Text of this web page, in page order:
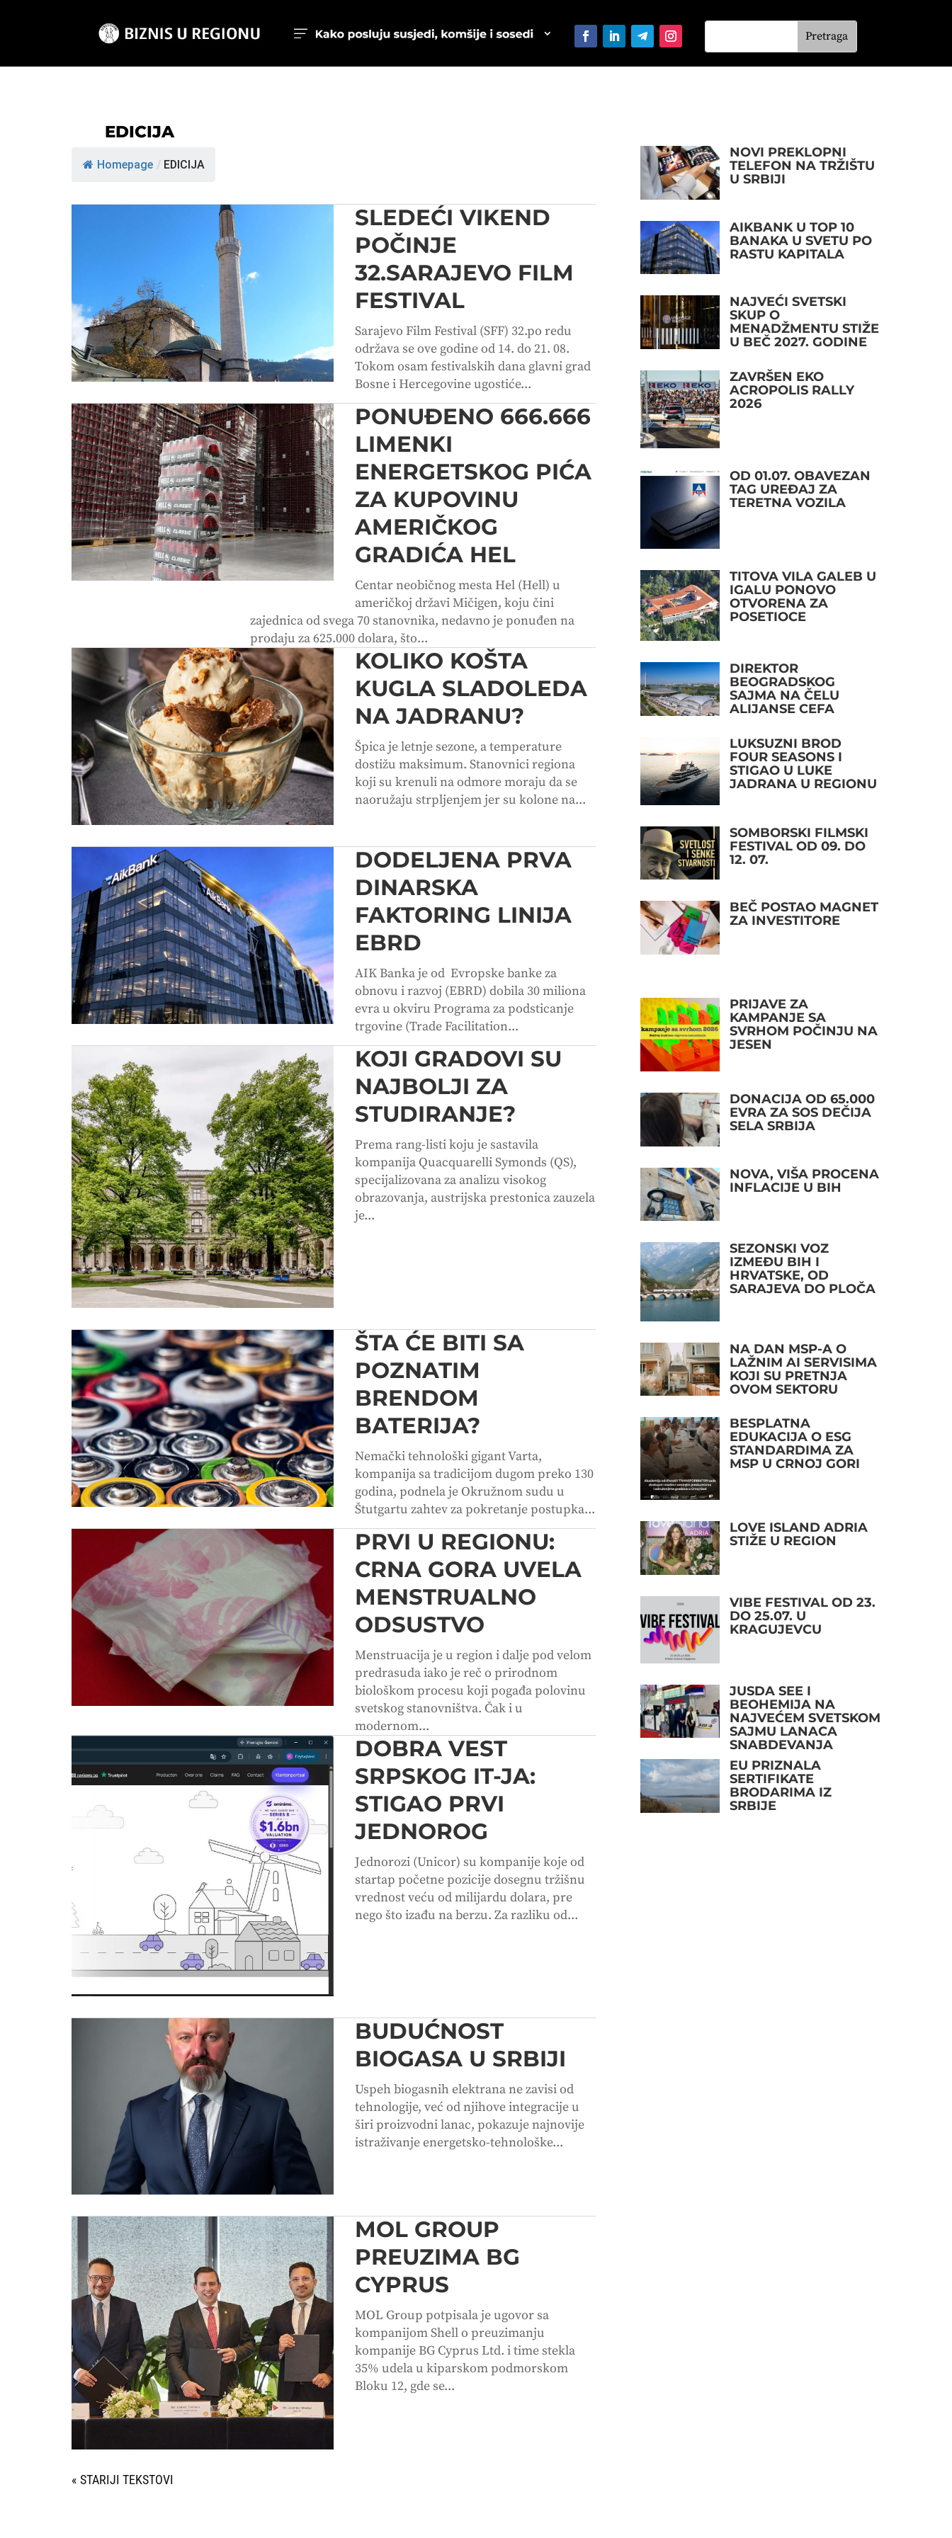
EDICIJA
Homepage / EDICIJA
SLEDEĆI VIKEND
POČINJE
32.SARAJEVO FILM
FESTIVAL
Sarajevo Film Festival (SFF) 32.po redu
održava se ove godine od 14. do 21. 08.
Tokom osam festivalskih dana glavni grad
Bosne i Hercegovine ugostiće...
PONUĐENO 666.666
LIMENKI
ENERGETSKOG PIĆA
ZA KUPOVINU
AMERIČKOG
GRADIĆA HEL
Centar neobičnog mesta Hel (Hell) u
američkoj državi Mičigen, koju čini
zajednica od svega 70 stanovnika, nedavno je ponuđen na
prodaju za 625.000 dolara, što...
KOLIKO KOŠTA
KUGLA SLADOLEDA
NA JADRANU?
Špica je letnje sezone, a temperature
dostižu maksimum. Stanovnici regiona
koji su krenuli na odmore moraju da se
naoružaju strpljenjem jer su kolone na...
DODELJENA PRVA
DINARSKA
FAKTORING LINIJA
EBRD
AIK Banka je od Evropske banke za
obnovu i razvoj (EBRD) dobila 30 miliona
evra u okviru Programa za podsticanje
trgovine (Trade Facilitation...
KOJI GRADOVI SU
NAJBOLJI ZA
STUDIRANJE?
Prema rang-listi koju je sastavila
kompanija Quacquarelli Symonds (QS),
specijalizovana za analizu visokog
obrazovanja, austrijska prestonica zauzela
je...
ŠTA ĆE BITI SA
POZNATIM
BRENDOM
BATERIJA?
Nemački tehnološki gigant Varta,
kompanija sa tradicijom dugom preko 130
godina, podnela je Okružnom sudu u
Štutgartu zahtev za pokretanje postupka...
PRVI U REGIONU:
CRNA GORA UVELA
MENSTRUALNO
ODSUSTVO
Menstruacija je u region i dalje pod velom
predrasuda iako je reč o prirodnom
biološkom procesu koji pogađa polovinu
svetskog stanovništva. Čak i u
modernom...
DOBRA VEST
SRPSKOG IT-JA:
STIGAO PRVI
JEDNOROG
Jednorozi (Unicor) su kompanije koje od
startap početne pozicije dosegnu tržišnu
vrednost veću od milijardu dolara, pre
nego što izađu na berzu. Za razliku od...
BUDUĆNOST
BIOGASA U SRBIJI
Uspeh biogasnih elektrana ne zavisi od
tehnologije, već od njihove integracije u
širi proizvodni lanac, pokazuje najnovije
istraživanje energetsko-tehnološke...
MOL GROUP
PREUZIMA BG
CYPRUS
MOL Group potpisala je ugovor sa
kompanijom Shell o preuzimanju
kompanije BG Cyprus Ltd. i time stekla
35% udela u kiparskom podmorskom
Bloku 12, gde se...
« STARIJI UNOSI
NOVI PREKLOPNI
TELEFON NA TRŽIŠTU
U SRBIJI
AIKBANK U TOP 10
BANAKA U SVETU PO
RASTU KAPITALA
NAJVEĆI SVETSKI
SKUP O
MENADŽMENTU STIŽE
U BEČ 2027. GODINE
ZAVRŠEN EKO
ACROPOLIS RALLY
2026
OD 01.07. OBAVEZAN
TAG UREĐAJ ZA
TERETNA VOZILA
TITOVA VILA GALEB U
IGALU PONOVO
OTVORENA ZA
POSETIOCE
DIREKTOR
BEOGRADSKOG
SAJMA NA ČELU
ALIJANSE CEFA
LUKSUZNI BROD
FOUR SEASONS I
STIGAO U LUKE
JADRANA U REGIONU
SOMBORSKI FILMSKI
FESTIVAL OD 09. DO
12. 07.
BEČ POSTAO MAGNET
ZA INVESTITORE
PRIJAVE ZA
KAMPANJE SA
SVRHOM POČINJU NA
JESEN
DONACIJA OD 65.000
EVRA ZA SOS DEČIJA
SELA SRBIJA
NOVA, VIŠA PROCENA
INFLACIJE U BIH
SEZONSKI VOZ
IZMEĐU BIH I
HRVATSKE, OD
SARAJEVA DO PLOČA
NA DAN MSP-A O
LAŽNIM AI SERVISIMA
KOJI SU PRETNJA
OVOM SEKTORU
BESPLATNA
EDUKACIJA O ESG
STANDARDIMA ZA
MSP U CRNOJ GORI
LOVE ISLAND ADRIA
STIŽE U REGION
VIBE FESTIVAL OD 23.
DO 25.07. U
KRAGUJEVCU
JUSDA SEE I
BEOHEMIJA NA
NAJVEĆEM SVETSKOM
SAJMU LANACA
SNABDEVANJA
EU PRIZNALA
SERTIFIKATE
BRODARIMA IZ
SRBIJE